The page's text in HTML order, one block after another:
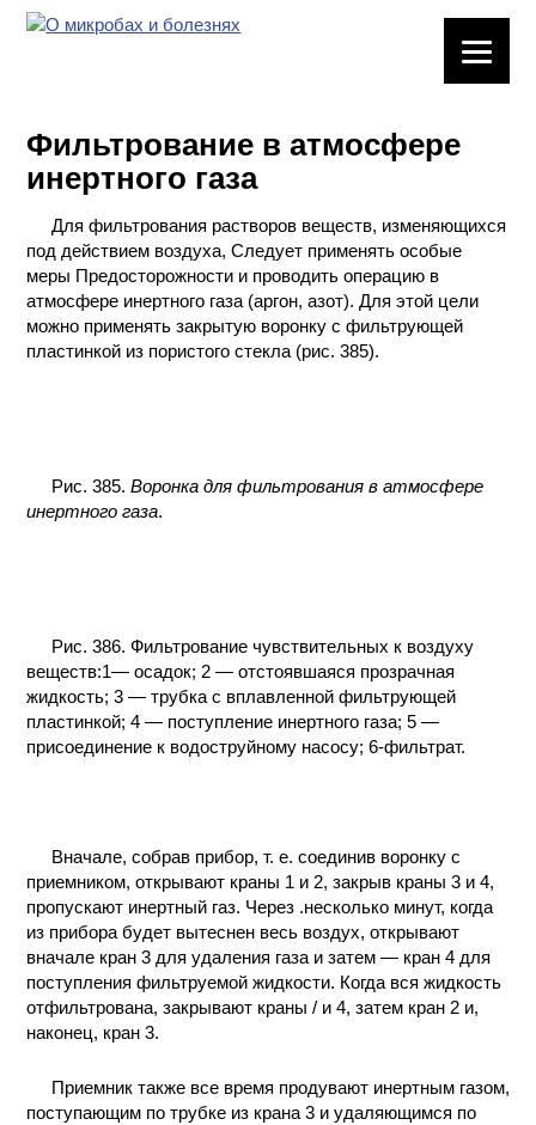
ХИМИЧЕСКАЯ
ПОСУДА
ВРЕДНЫЕ
МЕТОДЫ
ПРАКТИЧЕСКОЙ
И ХИМИЧЕСКАЯ
Фильтрование в атмосфере
инертного газа
Для фильтрования растворов веществ, изменяющихся
под действием воздуха, Следует применять особые
меры Предосторожности и проводить операцию в
атмосфере инертного газа (аргон, азот). Для этой цели
можно применять закрытую воронку с фильтрующей
пластинкой из пористого стекла (рис. 385).
Рис. 385. Воронка для фильтрования в атмосфере
инертного газа.
Рис. 386. Фильтрование чувствительных к воздуху
веществ:1— осадок; 2 — отстоявшаяся прозрачная
жидкость; 3 — трубка с вплавленной фильтрующей
пластинкой; 4 — поступление инертного газа; 5 —
присоединение к водоструйному насосу; 6-фильтрат.
Вначале, собрав прибор, т. е. соединив воронку с
приемником, открывают краны 1 и 2, закрыв краны 3 и 4,
пропускают инертный газ. Через .несколько минут, когда
из прибора будет вытеснен весь воздух, открывают
вначале кран 3 для удаления газа и затем — кран 4 для
поступления фильтруемой жидкости. Когда вся жидкость
отфильтрована, закрывают краны / и 4, затем кран 2 и,
наконец, кран 3.
Приемник также все время продувают инертным газом,
поступающим по трубке из крана 3 и удаляющимся по